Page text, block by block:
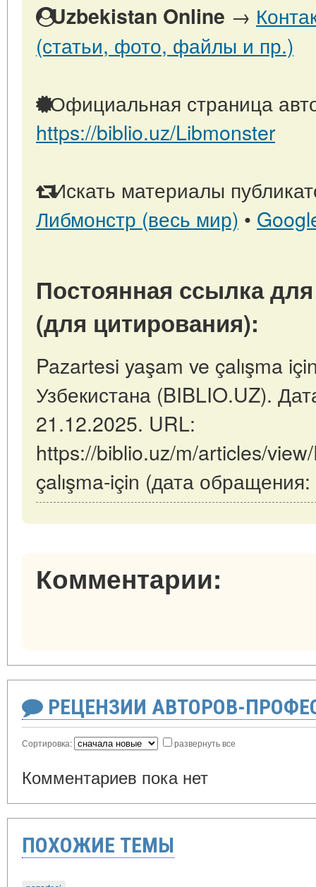
Uzbekistan Online →
(статьи, фото, файлы и пр.)
Официальная страница
https://biblio.uz/Libmonster
Искать материалы
Либмонстр (весь мир) •
Постоянная ссылка
(для цитирования):
Pazartesi yaşam ve çalışma
Узбекистана (BIBLIO.UZ).
21.12.2025. URL:
https://biblio.uz/m/articles/
çalışma-için (дата
Комментарии:
РЕЦЕНЗИИ АВТОРОВ-
Сортировка: развернуть все
Комментариев пока нет
ПОХОЖИЕ ТЕМЫ